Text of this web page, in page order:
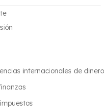
internacionales de dinero